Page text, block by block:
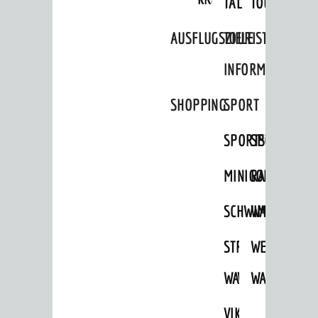
AUSFLUGSZIELE
TOURIST
INFORMATION
SHOPPINGSPORT
SPORTSTÄTTEN
MINIGOLFRADFAHREN
SCHWIMMEN
STRANDBAD
WAIDSEE
TSG
VIKTOR-
WANDERN
WEINHEIMER
Stadtmarketing / Einzelhandel